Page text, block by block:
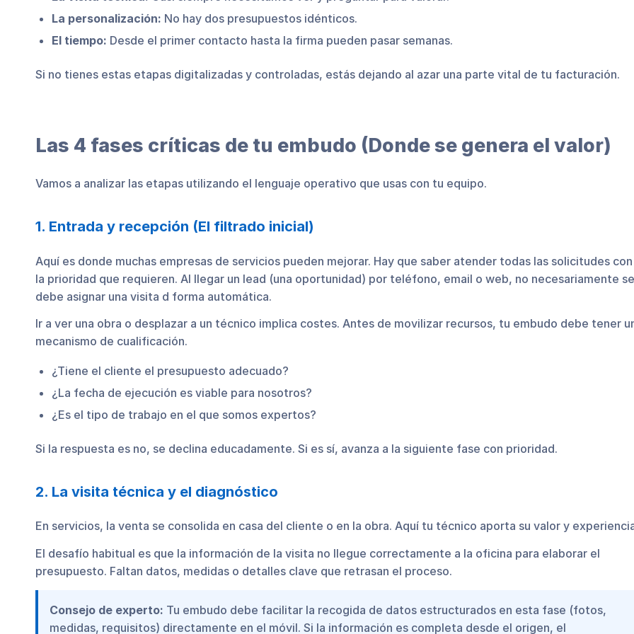
La personalización: No hay dos presupuestos idénticos.
El tiempo: Desde el primer contacto hasta la firma pueden pasar semanas.
Si no tienes estas etapas digitalizadas y controladas, estás dejando al azar una parte vital de tu facturación.
Las 4 fases críticas de tu embudo (Donde se genera el valor)
Vamos a analizar las etapas utilizando el lenguaje operativo que usas con tu equipo.
1. Entrada y recepción (El filtrado inicial)
Aquí es donde muchas empresas de servicios pueden mejorar. Hay que saber atender todas las solicitudes con
la prioridad que requieren. Al llegar un lead (una oportunidad) por teléfono, email o web, no necesariamente se
debe asignar una visita d forma automática.
Ir a ver una obra o desplazar a un técnico implica costes. Antes de movilizar recursos, tu embudo debe tener
mecanismo de cualificación.
¿Tiene el cliente el presupuesto adecuado?
¿La fecha de ejecución es viable para nosotros?
¿Es el tipo de trabajo en el que somos expertos?
Si la respuesta es no, se declina educadamente. Si es sí, avanza a la siguiente fase con prioridad.
2. La visita técnica y el diagnóstico
En servicios, la venta se consolida en casa del cliente o en la obra. Aquí tu técnico aporta su valor y
El desafío habitual es que la información de la visita no llegue correctamente a la oficina para elaborar el
presupuesto. Faltan datos, medidas o detalles clave que retrasan el proceso.
Consejo de experto: Tu embudo debe facilitar la recogida de datos estructurados en esta fase (fotos,
medidas, requisitos) directamente en el móvil. Si la información es completa desde el origen, el